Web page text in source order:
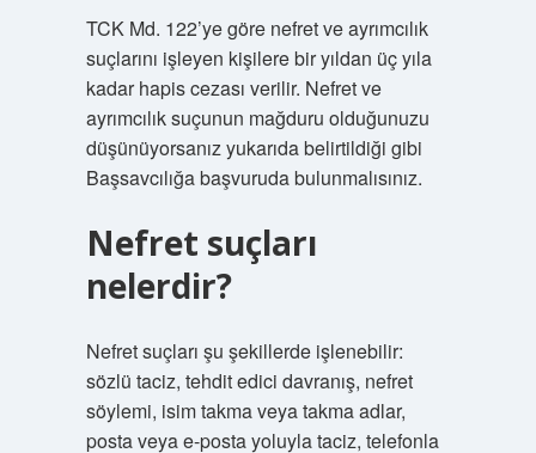
TCK Md. 122’ye göre nefret ve ayrımcılık
suçlarını işleyen kişilere bir yıldan üç yıla
kadar hapis cezası verilir. Nefret ve
ayrımcılık suçunun mağduru olduğunuzu
düşünüyorsanız yukarıda belirtildiği gibi
Başsavcılığa başvuruda bulunmalısınız.
Nefret suçları
nelerdir?
Nefret suçları şu şekillerde işlenebilir:
sözlü taciz, tehdit edici davranış, nefret
söylemi, isim takma veya takma adlar,
posta veya e-posta yoluyla taciz, telefonla